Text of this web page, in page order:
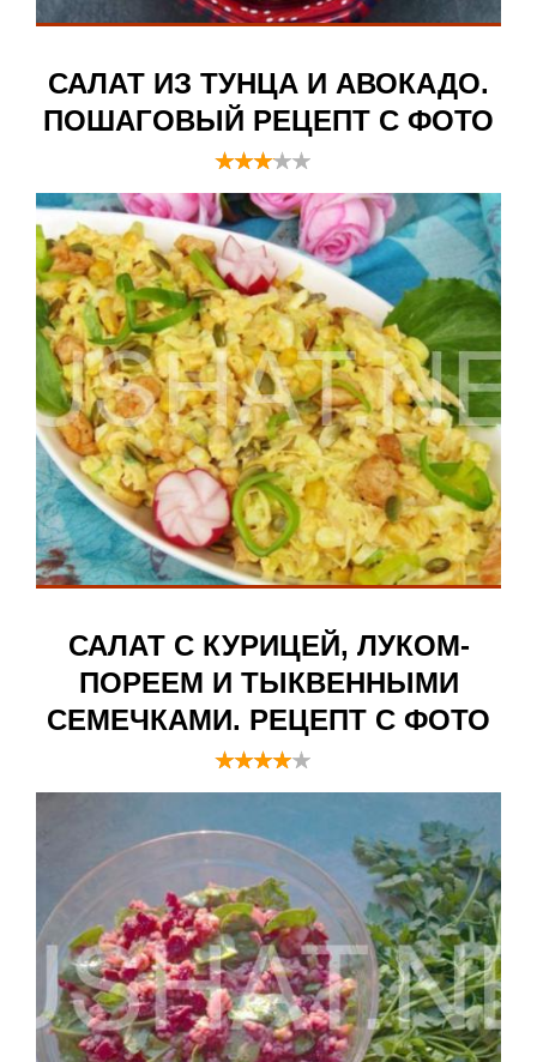
САЛАТ ИЗ ТУНЦА И АВОКАДО.
ПОШАГОВЫЙ РЕЦЕПТ С ФОТО
САЛАТ С КУРИЦЕЙ, ЛУКОМ-
ПОРЕЕМ И ТЫКВЕННЫМИ
СЕМЕЧКАМИ. РЕЦЕПТ С ФОТО